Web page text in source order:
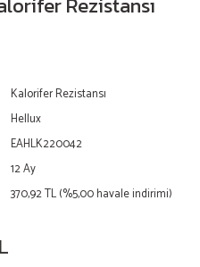
Kalorifer Rezistansı
Hellux
EAHLK220042
12 Ay
370,92 TL (%5,00 havale indirimi)